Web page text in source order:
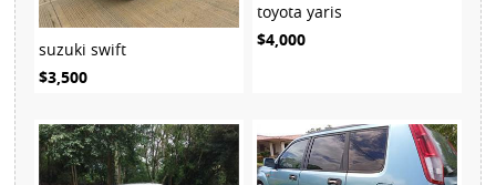
suzuki swift
$3,500
toyota yaris
$4,000